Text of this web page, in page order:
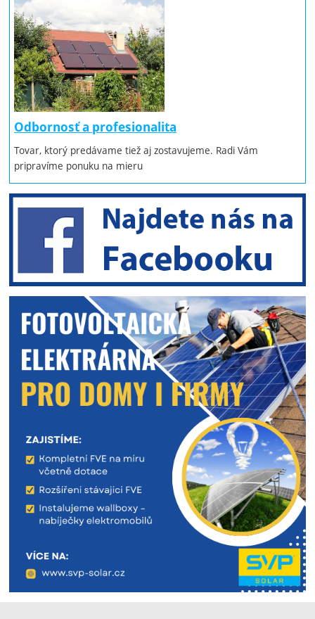
Odbornosť a profesionalita
Tovar, ktorý predávame tiež aj zostavujeme. Radi Vám
pripravíme ponuku na mieru